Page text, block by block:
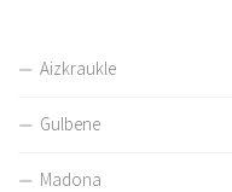
Aizkraukle
Gulbene
Madona